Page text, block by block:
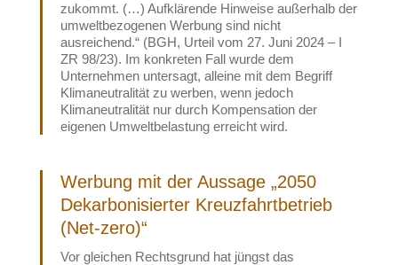
zukommt. (…) Aufklärende Hinweise außerhalb der
umweltbezogenen Werbung sind nicht
ausreichend.“ (BGH, Urteil vom 27. Juni 2024 – I
ZR 98/23). Im konkreten Fall wurde dem
Unternehmen untersagt, alleine mit dem Begriff
Klimaneutralität zu werben, wenn jedoch
Klimaneutralität nur durch Kompensation der
eigenen Umweltbelastung erreicht wird.
Werbung mit der Aussage „2050
Dekarbonisierter Kreuzfahrtbetrieb
(Net-zero)“
Vor gleichen Rechtsgrund hat jüngst das